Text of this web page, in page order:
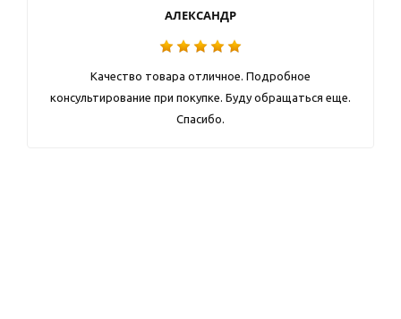
АЛЕКСАНДР
Качество товара отличное. Подробное
консультирование при покупке. Буду обращаться еще.
Спасибо.